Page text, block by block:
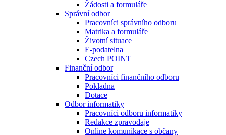
Žádosti a formuláře
Správní odbor
Pracovníci správního odboru
Matrika a formuláře
Životní situace
E-podatelna
Czech POINT
Finanční odbor
Pracovníci finančního odboru
Pokladna
Dotace
Odbor informatiky
Pracovníci odboru informatiky
Redakce zpravodaje
Online komunikace s občany